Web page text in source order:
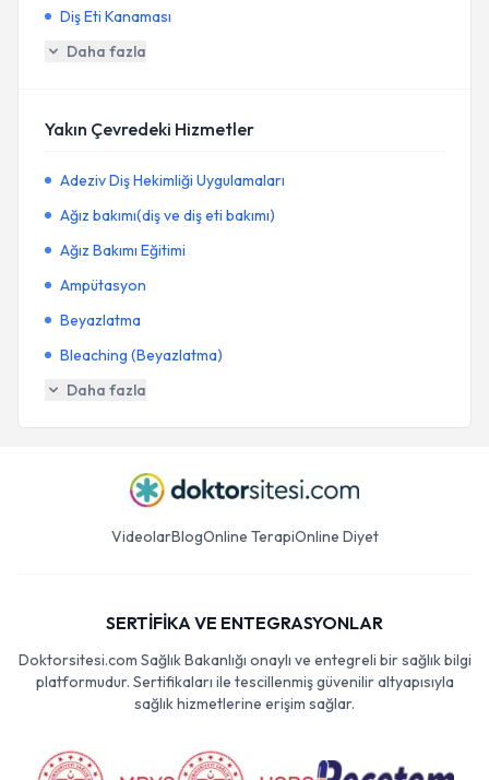
Diş Eti Kanaması
Daha fazla
Yakın Çevredeki Hizmetler
Adeziv Diş Hekimliği Uygulamaları
Ağız bakımı(diş ve diş eti bakımı)
Ağız Bakımı Eğitimi
Ampütasyon
Beyazlatma
Bleaching (Beyazlatma)
Daha fazla
VideolarBlogOnline TerapiOnline Diyet
SERTİFİKA VE ENTEGRASYONLAR
Doktorsitesi.com Sağlık Bakanlığı onaylı ve entegreli bir sağlık bilgi
platformudur. Sertifikaları ile tescillenmiş güvenilir altyapısıyla
sağlık hizmetlerine erişim sağlar.